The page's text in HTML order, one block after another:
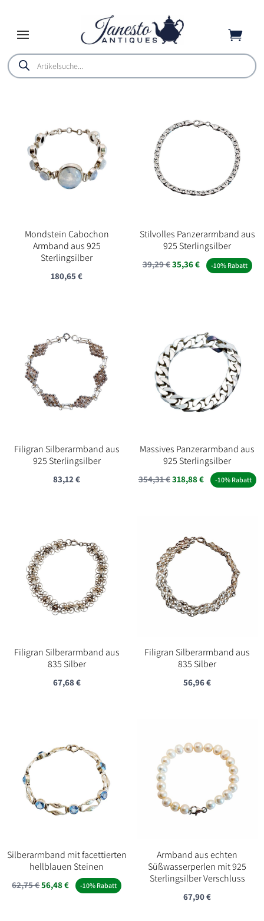

Products
search
Mondstein Cabochon
Armband aus 925
Sterlingsilber
180,65€
Stilvolles Panzerarmband aus
925 Sterlingsilber
39,29€35,36€ -10% Rabatt
Filigran Silberarmband aus
925 Sterlingsilber
83,12€
Massives Panzerarmband aus
925 Sterlingsilber
354,31€318,88€ -10% Rabatt
Filigran Silberarmband aus
835 Silber
67,68€
Filigran Silberarmband aus
835 Silber
56,96€
Silberarmband mit facettierten
hellblauen Steinen
62,75€56,48€ -10% Rabatt
Armband aus echten
Süßwasserperlen mit 925
Sterlingsilber Verschluss
67,90€